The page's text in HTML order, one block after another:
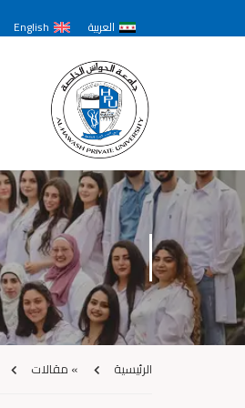
العربية English
الرئيسية » مقالات